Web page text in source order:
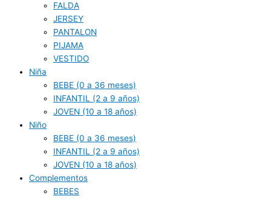
FALDA
JERSEY
PANTALON
PIJAMA
VESTIDO
Niña
BEBE (0 a 36 meses)
INFANTIL (2 a 9 años)
JOVEN (10 a 18 años)
Niño
BEBE (0 a 36 meses)
INFANTIL (2 a 9 años)
JOVEN (10 a 18 años)
Complementos
BEBES